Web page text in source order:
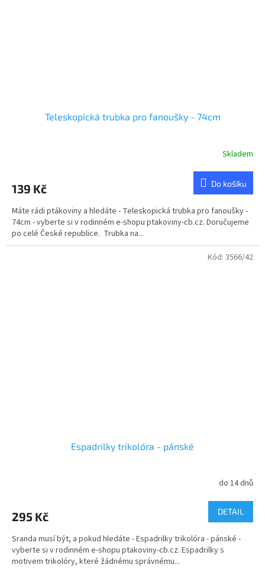
Teleskopická trubka pro fanoušky - 74cm
je
z
5
hvězdiček.
Skladem
139 Kč Do košíku
Máte rádi ptákoviny a hledáte - Teleskopická trubka pro fanoušky -
74cm - vyberte si v rodinném e-shopu ptakoviny-cb.cz. Doručujeme
po celé České republice. Trubka na...
Espadrilky trikolóra - pánské
do 14 dnů
295 Kč DETAIL
Sranda musí být, a pokud hledáte - Espadrilky trikolóra - pánské -
vyberte si v rodinném e-shopu ptakoviny-cb.cz. Espadrilky s
motivem trikolóry, které žádnému správnému...
Kód: 3566/42